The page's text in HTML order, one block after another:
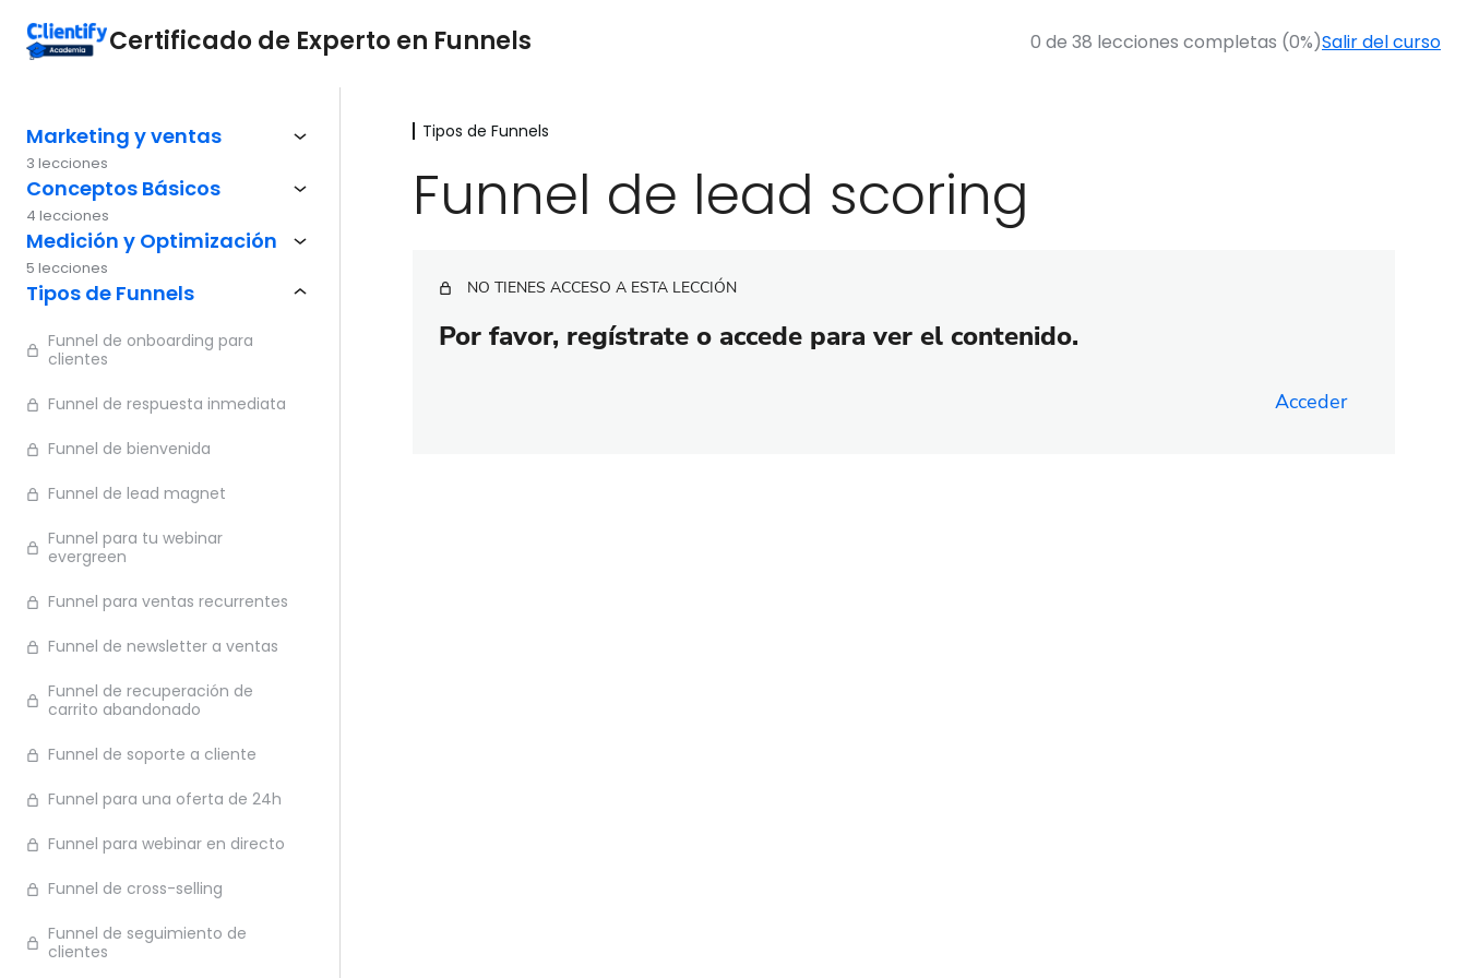
Certificado de Experto en Funnels 0 de 38 lecciones completas (0%)Salir del curso
Marketing y ventas
3 lecciones
Conceptos Básicos
4 lecciones
Medición y Optimización
5 lecciones
Tipos de Funnels
Funnel de onboarding para
clientes
Funnel de respuesta inmediata
Funnel de bienvenida
Funnel de lead magnet
Funnel para tu webinar
evergreen
Funnel para ventas recurrentes
Funnel de newsletter a ventas
Funnel de recuperación de
carrito abandonado
Funnel de soporte a cliente
Funnel para una oferta de 24h
Funnel para webinar en directo
Funnel de cross-selling
Funnel de seguimiento de
clientes
Tipos de Funnels
Funnel de lead scoring
NO TIENES ACCESO A ESTA LECCIÓN
Por favor, regístrate o accede para ver el contenido.
Acceder